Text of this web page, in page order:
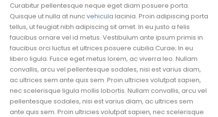
Curabitur pellentesque neque eget diam posuere porta.
Quisque ut nulla at nuncvehicula lacinia. Proin adipiscing porta
tellus, ut feugiat nibh adipiscing sit amet. In eu justo a felis
faucibus ornare vel id metus. Vestibulum ante ipsum primis in
faucibus orci luctus et ultrices posuere cubilia Curae; In eu
libero ligula. Fusce eget metus lorem, ac viverra leo. Nullam
convallis, arcu vel pellentesque sodales, nisi est varius diam,
ac ultrices sem ante quis sem. Proin ultricies volutpat sapien,
nec scelerisque ligula mollis lobortis. Nullam convallis, arcu vel
pellentesque sodales, nisi est varius diam, ac ultrices sem
ante quis sem. Proin ultricies volutpat sapien, nec scelerisque